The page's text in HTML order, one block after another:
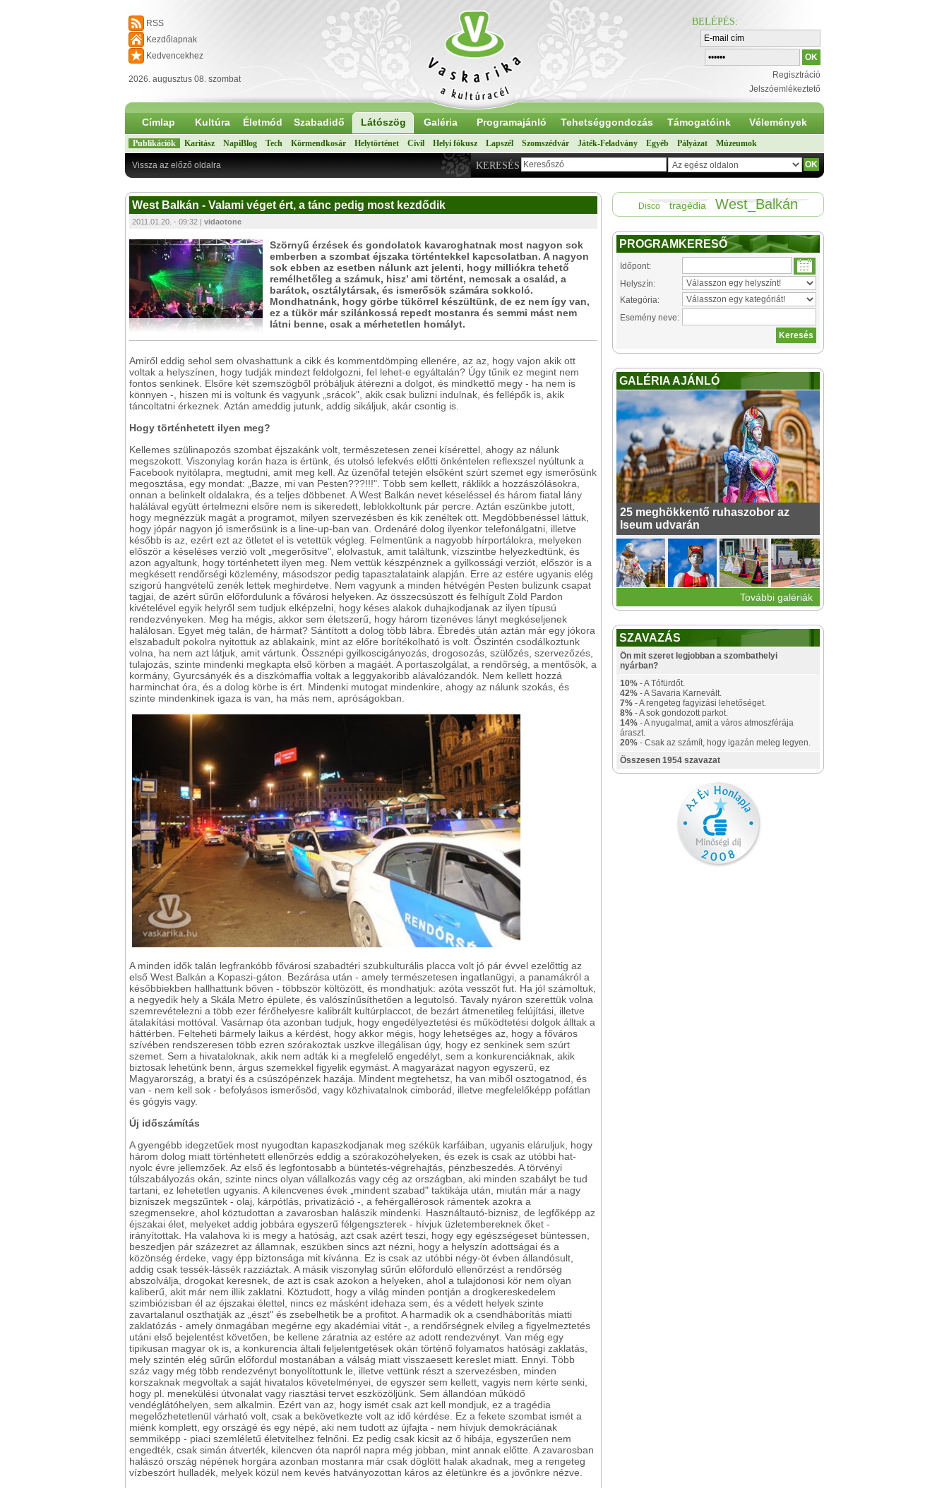
RSS
Kezdőlapnak
Kedvencekhez
2026. augusztus 08. szombat
BELÉPÉS:
Regisztráció
Jelszóemlékeztető
Címlap Kultúra Életmód Szabadidő Látószög Galéria Programajánló Tehetséggondozás Támogatóink Vélemények
Publikációk Karitász NapiBlog Tech Körmendkosár Helytörténet Civil Helyi fókusz Lapszél Szomszédvár Játék-Feladvány Egyéb Pályázat Múzeumok
KERESÉS
Vissza az előző oldalra
West Balkán - Valami véget ért, a tánc pedig most kezdődik
2011.01.20. - 09:32 | vidaotone
Szörnyű érzések és gondolatok kavaroghatnak most nagyon sok
emberben a szombat éjszaka történtekkel kapcsolatban. A nagyon
sok ebben az esetben nálunk azt jelenti, hogy milliókra tehető
remélhetőleg a számuk, hisz’ ami történt, nemcsak a család, a
barátok, osztálytársak, és ismerősök számára sokkoló.
Mondhatnánk, hogy görbe tükörrel készültünk, de ez nem így van,
ez a tükör már szilánkossá repedt mostanra és semmi mást nem
látni benne, csak a mérhetetlen homályt.
Amiről eddig sehol sem olvashattunk a cikk és kommentdömping ellenére, az az, hogy vajon akik ott
voltak a helyszínen, hogy tudják mindezt feldolgozni, fel lehet-e egyáltalán? Úgy tűnik ez megint nem
fontos senkinek. Elsőre két szemszögből próbáljuk átérezni a dolgot, és mindkettő megy - ha nem is
könnyen -, hiszen mi is voltunk és vagyunk „srácok", akik csak bulizni indulnak, és fellépők is, akik
táncoltatni érkeznek. Aztán ameddig jutunk, addig sikáljuk, akár csontig is.
Hogy történhetett ilyen meg?
Kellemes szülinapozós szombat éjszakánk volt, természetesen zenei kísérettel, ahogy az nálunk
megszokott. Viszonylag korán haza is értünk, és utolsó lefekvés előtti önkéntelen reflexszel nyúltunk a
Facebook nyitólapra, megtudni, amit meg kell. Az üzenőfal tetején elsőként szúrt szemet egy ismerősünk
megosztása, egy mondat: „Bazze, mi van Pesten???!!!". Több sem kellett, ráklikk a hozzászólásokra,
onnan a belinkelt oldalakra, és a teljes döbbenet. A West Balkán nevet késeléssel és három fiatal lány
halálával együtt értelmezni elsőre nem is sikeredett, leblokkoltunk pár percre. Aztán eszünkbe jutott,
hogy megnézzük magát a programot, milyen szervezésben és kik zenéltek ott. Megdöbbenéssel láttuk,
hogy jópár nagyon jó ismerősünk is a line-up-ban van. Ordenáré dolog ilyenkor telefonálgatni, illetve
később is az, ezért ezt az ötletet el is vetettük végleg. Felmentünk a nagyobb hírportálokra, melyeken
először a késeléses verzió volt „megerősítve", elolvastuk, amit találtunk, vízszintbe helyezkedtünk, és
azon agyaltunk, hogy történhetett ilyen meg. Nem vettük készpénznek a gyilkossági verziót, először is a
megkésett rendőrségi közlemény, másodszor pedig tapasztalataink alapján. Erre az estére ugyanis elég
szigorú hangvételű zenék lettek meghirdetve. Nem vagyunk a minden hétvégén Pesten bulizunk csapat
tagjai, de azért sűrűn előfordulunk a fővárosi helyeken. Az összecsúszott és felhígult Zöld Pardon
kivételével egyik helyről sem tudjuk elképzelni, hogy késes alakok duhajkodjanak az ilyen típusú
rendezvényeken. Meg ha mégis, akkor sem életszerű, hogy három tizenéves lányt megkéseljenek
halálosan. Egyet még talán, de hármat? Sántított a dolog több lábra. Ébredés után aztán már egy jókora
elszabadult pokolra nyitottuk az ablakaink, mint az előre borítékolható is volt. Őszintén csodálkoztunk
volna, ha nem azt látjuk, amit vártunk. Össznépi gyilkoscigányozás, drogosozás, szülőzés, szervezőzés,
tulajozás, szinte mindenki megkapta első körben a magáét. A portaszolgálat, a rendőrség, a mentősök, a
kormány, Gyurcsányék és a diszkómaffia voltak a leggyakoribb alávalózandók. Nem kellett hozzá
harminchat óra, és a dolog körbe is ért. Mindenki mutogat mindenkire, ahogy az nálunk szokás, és
szinte mindenkinek igaza is van, ha más nem, apróságokban.
A minden idők talán legfrankóbb fővárosi szabadtéri szubkulturális placca volt jó pár évvel ezelőttig az
első West Balkán a Kopaszi-gáton. Bezárása után - amely természetesen ingatlanügyi, a panamákról a
későbbiekben hallhattunk bőven - többször költözött, és mondhatjuk: azóta vesszőt fut. Ha jól számoltuk,
a negyedik hely a Skála Metro épülete, és valószínűsíthetően a legutolsó. Tavaly nyáron szerettük volna
szemrevételezni a több ezer férőhelyesre kalibrált kultúrplaccot, de bezárt átmenetileg felújítási, illetve
átalakítási mottóval. Vasárnap óta azonban tudjuk, hogy engedélyeztetési és működtetési dolgok álltak a
háttérben. Felteheti bármely laikus a kérdést, hogy akkor mégis, hogy lehetséges az, hogy a főváros
szívében rendszeresen több ezren szórakoztak uszkve illegálisan úgy, hogy ez senkinek sem szúrt
szemet. Sem a hivataloknak, akik nem adták ki a megfelelő engedélyt, sem a konkurenciáknak, akik
biztosak lehetünk benn, árgus szemekkel figyelik egymást. A magyarázat nagyon egyszerű, ez
Magyarország, a bratyi és a csúszópénzek hazája. Mindent megtehetsz, ha van miből osztogatnod, és
van - nem kell sok - befolyásos ismerősöd, vagy közhivatalnok cimborád, illetve megfelelőképp pofátlan
és gógyis vagy.
Új időszámítás
A gyengébb idegzetűek most nyugodtan kapaszkodjanak meg székük karfáiban, ugyanis eláruljuk, hogy
három dolog miatt történhetett ellenőrzés eddig a szórakozóhelyeken, és ezek is csak az utóbbi hat-
nyolc évre jellemzőek. Az első és legfontosabb a büntetés-végrehajtás, pénzbeszedés. A törvényi
túlszabályozás okán, szinte nincs olyan vállalkozás vagy cég az országban, aki minden szabályt be tud
tartani, ez lehetetlen ugyanis. A kilencvenes évek „mindent szabad" taktikája után, miután már a nagy
bizniszek megszűntek - olaj, kárpótlás, privatizáció -, a fehérgallérosok rámentek azokra a
szegmensekre, ahol köztudottan a zavarosban halászik mindenki. Használtautó-biznisz, de legfőképp az
éjszakai élet, melyeket addig jobbára egyszerű félgengszterek - hívjuk üzletembereknek őket -
irányítottak. Ha valahova ki is megy a hatóság, azt csak azért teszi, hogy egy egészségeset büntessen,
beszedjen pár százezret az államnak, eszükben sincs azt nézni, hogy a helyszín adottságai és a
közönség érdeke, vagy épp biztonsága mit kívánna. Ez is csak az utóbbi négy-öt évben állandósult,
addig csak tessék-lássék razziáztak. A másik viszonylag sűrűn előforduló ellenőrzést a rendőrség
abszolválja, drogokat keresnek, de azt is csak azokon a helyeken, ahol a tulajdonosi kör nem olyan
kaliberű, akit már nem illik zaklatni. Köztudott, hogy a világ minden pontján a drogkereskedelem
szimbiózisban él az éjszakai élettel, nincs ez másként idehaza sem, és a védett helyek szinte
zavartalanul oszthatják az „észt" és zsebelhetik be a profitot. A harmadik ok a csendháborítás miatti
zaklatózás - amely önmagában megérne egy akadémiai vitát -, a rendőrségnek elvileg a figyelmeztetés
utáni első bejelentést követően, be kellene záratnia az estére az adott rendezvényt. Van még egy
tipikusan magyar ok is, a konkurencia általi feljelentgetések okán történő folyamatos hatósági zaklatás,
mely szintén elég sűrűn előfordul mostanában a válság miatt visszaesett kereslet miatt. Ennyi. Több
száz vagy még több rendezvényt bonyolítottunk le, illetve vettünk részt a szervezésben, minden
korszaknak megvoltak a saját hivatalos követelményei, de egyszer sem kellett, vagyis nem kérte senki,
hogy pl. menekülési útvonalat vagy riasztási tervet eszközöljünk. Sem állandóan működő
vendéglátóhelyen, sem alkalmin. Ezért van az, hogy ismét csak azt kell mondjuk, ez a tragédia
megelőzhetetlenül várható volt, csak a bekövetkezte volt az idő kérdése. Ez a fekete szombat ismét a
miénk komplett, egy országé és egy népé, aki nem tudott az újfajta - nem hívjuk demokráciának
semmiképp - piaci szemléletű életvitelhez felnőni. Ez pedig csak kicsit az ő hibája, egyszerűen nem
engedték, csak simán átverték, kilencven óta napról napra még jobban, mint annak előtte. A zavarosban
halászó ország népének horgára azonban mostanra már csak döglött halak akadnak, meg a rengeteg
vízbeszórt hulladék, melyek közül nem kevés hatványozottan káros az életünkre és a jövőnkre nézve.
Disco tragédia West_Balkán
PROGRAMKERESŐ
Időpont:
Helyszín:
Kategória:
Esemény neve:
GALÉRIA AJÁNLÓ
25 meghökkentő ruhaszobor az
Iseum udvarán
További galériák
SZAVAZÁS
Ön mit szeret legjobban a szombathelyi
nyárban?
10% - A Tófürdőt.
42% - A Savaria Karnevált.
7% - A rengeteg fagyizási lehetőséget.
8% - A sok gondozott parkot.
14% - A nyugalmat, amit a város atmoszférája
áraszt.
20% - Csak az számít, hogy igazán meleg legyen.
Összesen 1954 szavazat